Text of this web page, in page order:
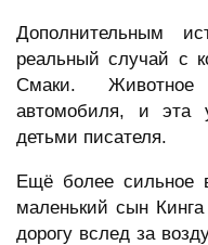
Дополнительным
реальный случай с
Смаки.
автомобиля, и эта
детьми писателя.
Ещё более сильное
маленький сын
дорогу вслед за